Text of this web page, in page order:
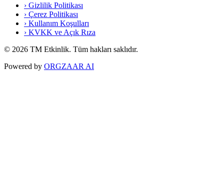
› Gizlilik Politikası
› Çerez Politikası
› Kullanım Koşulları
› KVKK ve Açık Rıza
© 2026 TM Etkinlik. Tüm hakları saklıdır.
Powered by ORGZAAR AI